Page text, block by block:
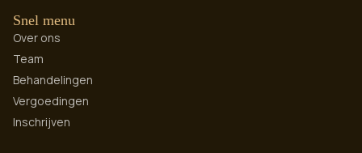
Snel menu
Over ons
Team
Behandelingen
Vergoedingen
Inschrijven